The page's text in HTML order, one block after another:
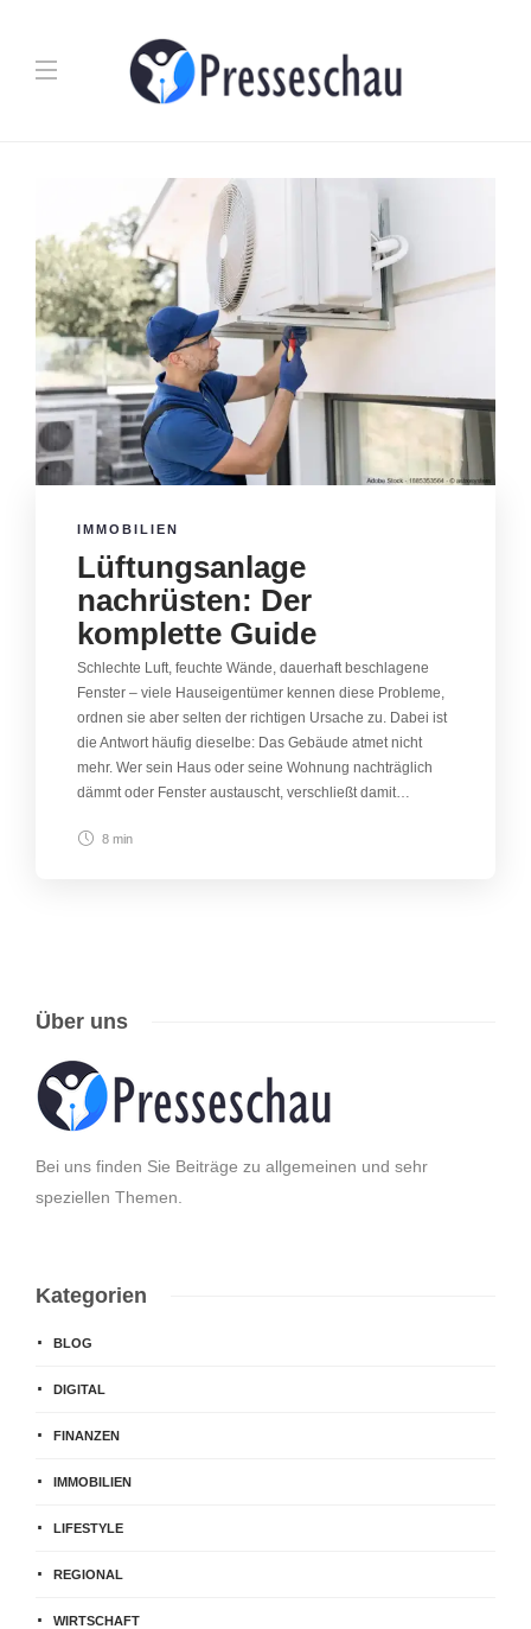
IMMOBILIEN
Lüftungsanlage
nachrüsten: Der
komplette Guide
Schlechte Luft, feuchte Wände, dauerhaft beschlagene
Fenster – viele Hauseigentümer kennen diese Probleme,
ordnen sie aber selten der richtigen Ursache zu. Dabei ist
die Antwort häufig dieselbe: Das Gebäude atmet nicht
mehr. Wer sein Haus oder seine Wohnung nachträglich
dämmt oder Fenster austauscht, verschließt damit…
8 min
Über uns
Bei uns finden Sie Beiträge zu allgemeinen und sehr
speziellen Themen.
Kategorien
BLOG
DIGITAL
FINANZEN
IMMOBILIEN
LIFESTYLE
REGIONAL
WIRTSCHAFT